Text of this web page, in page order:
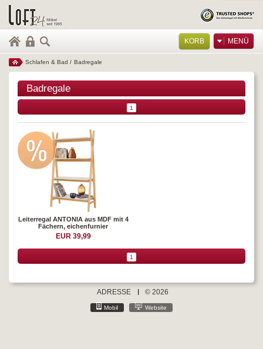
KORB MENÜ
Schlafen & Bad / Badregale
Badregale
1
Leiterregal ANTONIA aus MDF mit 4
Fächern, eichenfurnier
EUR 39,99
1
ADRESSE © 2026
Mobil Website